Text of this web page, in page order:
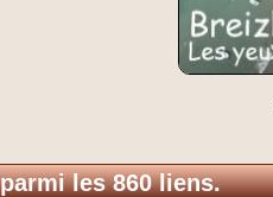
les 860 liens.